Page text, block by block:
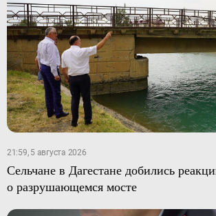
21:59, 5 августа 2026
Сельчане в Дагестане добились
о разрушающемся мосте